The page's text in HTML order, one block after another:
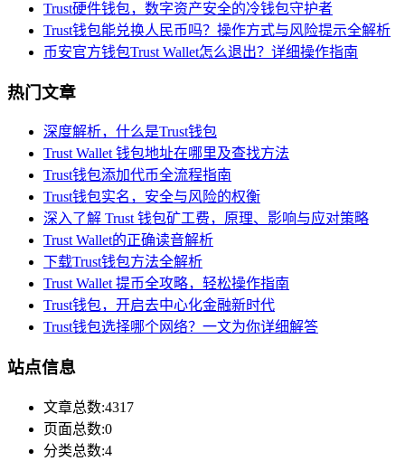
Trust硬件钱包，数字资产安全的冷钱包守护者
Trust钱包能兑换人民币吗？操作方式与风险提示全解析
币安官方钱包Trust Wallet怎么退出？详细操作指南
热门文章
深度解析，什么是Trust钱包
Trust Wallet 钱包地址在哪里及查找方法
Trust钱包添加代币全流程指南
Trust钱包实名，安全与风险的权衡
深入了解 Trust 钱包矿工费，原理、影响与应对策略
Trust Wallet的正确读音解析
下载Trust钱包方法全解析
Trust Wallet 提币全攻略，轻松操作指南
Trust钱包，开启去中心化金融新时代
Trust钱包选择哪个网络？一文为你详细解答
站点信息
文章总数:4317
页面总数:0
分类总数:4